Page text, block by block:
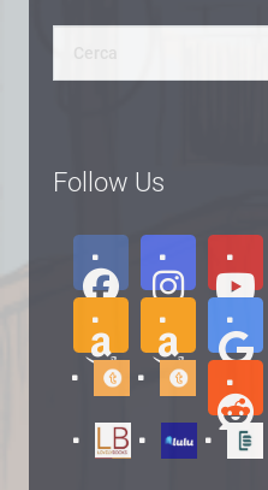
Follow Us